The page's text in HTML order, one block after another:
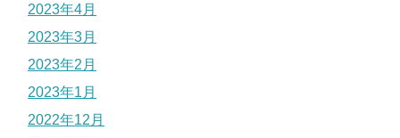
2023年4月
2023年3月
2023年2月
2023年1月
2022年12月